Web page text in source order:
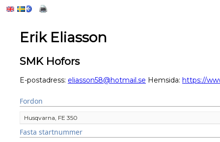
Erik Eliasson
SMK Hofors
E-postadress: eliasson58@hotmail.se Hemsida: https://
Fordon
Husqvarna, FE 350
Fasta startnummer